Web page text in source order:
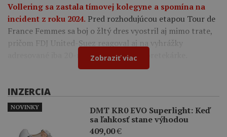
Vollering sa zastala tímovej kolegyne a spomína na
incident z roku 2024. Pred rozhodujúcou etapou Tour de
France Femmes sa boj o žltý dres vyostril aj mimo trate,
pričom FDJ United-Suez reagoval aj na vyhrážky
adresované iba 20-ročnej francúzskej pretekárke.
Zobraziť viac
INZERCIA
DMT KR0 EVO Superlight: Keď
sa ľahkosť stane výhodou
409,00€
NOVINKY